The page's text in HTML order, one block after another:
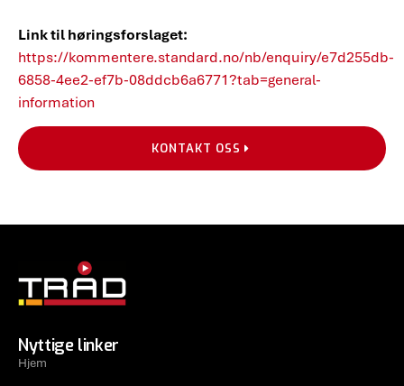
Link til høringsforslaget:
https://kommentere.standard.no/nb/enquiry/e7d255db-
6858-4ee2-ef7b-08ddcb6a6771?tab=general-
information
KONTAKT OSS
Nyttige linker
Hjem